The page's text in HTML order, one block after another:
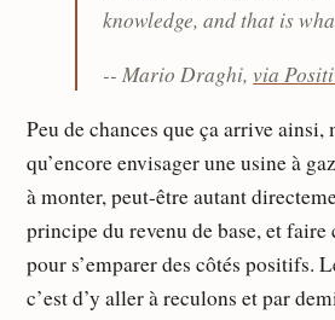
knowledge, and that is
-- Mario Draghi,via
Peu de chances que ça arrive
qu’encore envisager une usine à
à monter, peut-être autant
principe du revenu de base, et faire
pour s’emparer des côtés positifs.
c’est d’y aller à reculons et par